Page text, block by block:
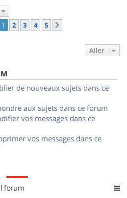
1 2 3 4 5
Aller
de nouveaux sujets dans ce
aux sujets dans ce forum
vos messages dans ce
vos messages dans ce
forum